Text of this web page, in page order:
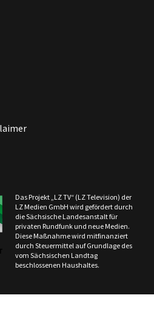
Das Projekt „LZ TV“ (LZ Television) der
LZ Medien GmbH wird gefördert durch
die Sächsische Landesanstalt für
privaten Rundfunk und neue Medien.
Diese Maßnahme wird mitfinanziert
durch Steuermittel auf Grundlage des
vom Sächsischen Landtag
beschlossenen Haushaltes.